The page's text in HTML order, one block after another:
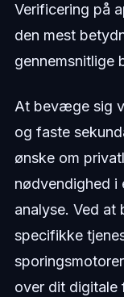
Verificering på
den mest
gennemsnitlige
At bevæge sig
og faste
ønske om
nødvendighed i
analyse. Ved at
specifikke
over dit digitale